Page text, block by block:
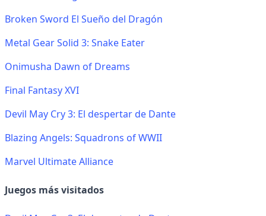
Broken Sword El Sueño del Dragón
Metal Gear Solid 3: Snake Eater
Onimusha Dawn of Dreams
Final Fantasy XVI
Devil May Cry 3: El despertar de Dante
Blazing Angels: Squadrons of WWII
Marvel Ultimate Alliance
Juegos más visitados